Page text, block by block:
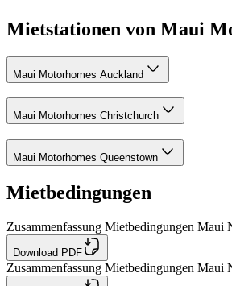
Mietstationen von Maui
Maui Motorhomes Auckland
Maui Motorhomes Christchurch
Maui Motorhomes Queenstown
Mietbedingungen
Zusammenfassung Mietbedingungen Maui
Download PDF
Zusammenfassung Mietbedingungen Maui